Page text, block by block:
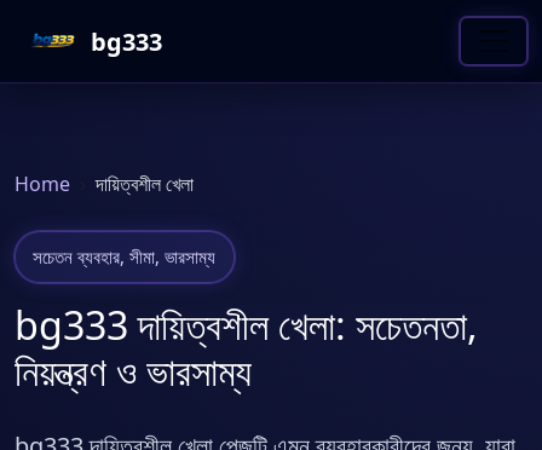
bg333
Home দায়িত্বশীল খেলা
সচেতন ব্যবহার, সীমা, ভারসাম্য
bg333 দায়িত্বশীল খেলা: সচেতনতা,
নিয়ন্ত্রণ ও ভারসাম্য